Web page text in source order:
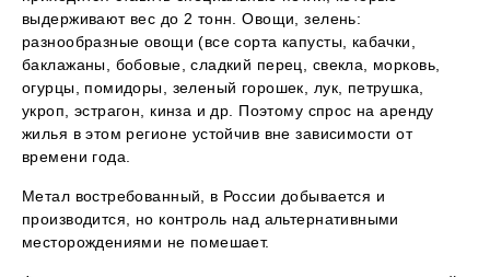
выдерживают вес до 2 тонн. Овощи, зелень:
разнообразные овощи (все сорта капусты, кабачки,
баклажаны, бобовые, сладкий перец, свекла, морковь,
огурцы, помидоры, зеленый горошек, лук, петрушка,
укроп, эстрагон, кинза и др. Поэтому спрос на аренду
жилья в этом регионе устойчив вне зависимости от
времени года.
Метал востребованный, в России добывается и
производится, но контроль над альтернативными
месторождениями не помешает.